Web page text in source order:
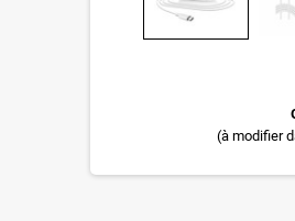
(à modifier